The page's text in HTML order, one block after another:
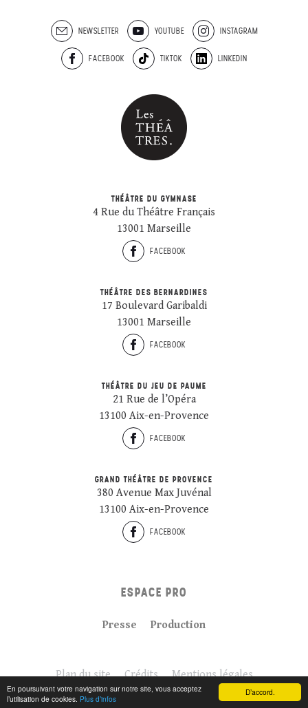
D’accord.
En poursuivant votre navigation sur notre site, vous acceptez
l’utilisation de cookies. Plus d’infos
NEWSLETTER YOUTUBE INSTAGRAM
FACEBOOK TIKTOK LINKEDIN
THÉÂTRE DU GYMNASE
4 Rue du Théâtre Français
13001 Marseille
FACEBOOK
THÉÂTRE DES BERNARDINES
17 Boulevard Garibaldi
13001 Marseille
FACEBOOK
THÉÂTRE DU JEU DE PAUME
21 Rue de l’Opéra
13100 Aix-en-Provence
FACEBOOK
GRAND THÉÂTRE DE PROVENCE
380 Avenue Max Juvénal
13100 Aix-en-Provence
FACEBOOK
ESPACE PRO
Presse Production
Plan du site Crédits Mentions légales